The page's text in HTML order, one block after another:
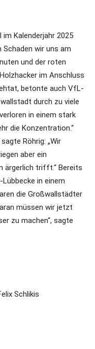
Kalenderjahr 2025
Schaden wir uns am
und der roten
im Anschluss
betonte auch VfL-
durch zu viele
in einem stark
die Konzentration.“
Röhrig: „Wir
aber ein
ärgerlich trifft.“ Bereits
in einem
die Großwallstädter
müssen wir jetzt
zu machen“, sagte
Schlikis